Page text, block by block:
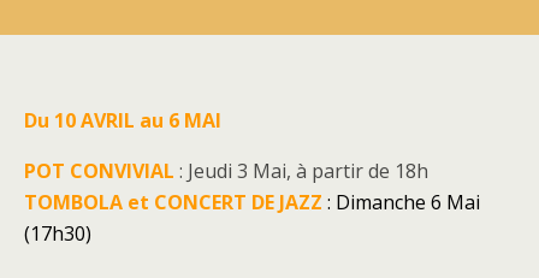
Du 10 AVRIL au 6 MAI
POT CONVIVIAL : Jeudi 3 Mai, à partir de 18h
TOMBOLA et CONCERT DE JAZZ : Dimanche 6 Mai
(17h30)